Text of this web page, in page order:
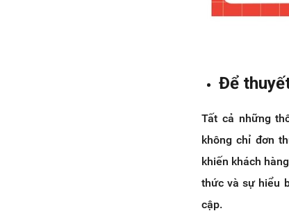
Để
Tất cả những
không chỉ đơn
khiến khách
thức và sự hiểu
cập.